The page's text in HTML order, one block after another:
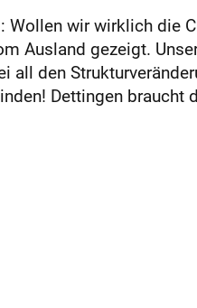
wir wirklich die
Ausland gezeigt.
den
Dettingen